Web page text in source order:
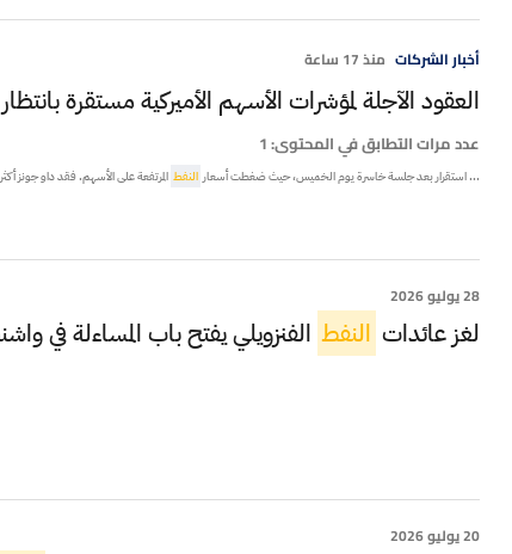
أخبار الشركات منذ 17 ساعة
العقود الآجلة لمؤشرات الأسهم الأميركية مستقرة
عدد مرات التطابق في المحتوى:1
... استقرار بعد جلسة خاسرة يوم الخميس، حيث ضغطت أسعار النفط المرتفعة على الأسهم. فقد داو جونز أكثر من 460
28 يوليو 2026
لغز عائدات النفط الفنزويلي يفتح باب المساءلة في
20 يوليو 2026